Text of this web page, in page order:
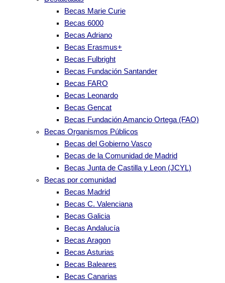
Becas Marie Curie
Becas 6000
Becas Adriano
Becas Erasmus+
Becas Fulbright
Becas Fundación Santander
Becas FARO
Becas Leonardo
Becas Gencat
Becas Fundación Amancio Ortega (FAO)
Becas Organismos Públicos
Becas del Gobierno Vasco
Becas de la Comunidad de Madrid
Becas Junta de Castilla y Leon (JCYL)
Becas por comunidad
Becas Madrid
Becas C. Valenciana
Becas Galicia
Becas Andalucía
Becas Aragon
Becas Asturias
Becas Baleares
Becas Canarias